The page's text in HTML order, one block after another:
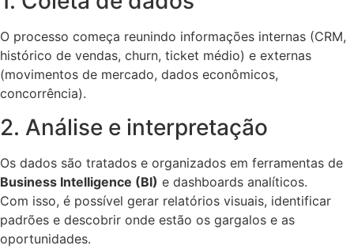
O processo começa reunindo informações internas (CRM,
histórico de vendas, churn, ticket médio) e externas
(movimentos de mercado, dados econômicos,
concorrência).
2. Análise e interpretação
Os dados são tratados e organizados em ferramentas de
Business Intelligence (BI) e dashboards analíticos.
Com isso, é possível gerar relatórios visuais, identificar
padrões e descobrir onde estão os gargalos e as
oportunidades.